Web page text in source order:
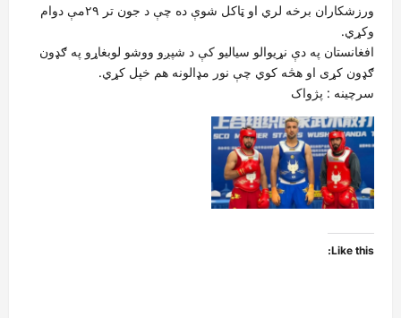
ورزشکاران برخه لري او ټاکل شوې ده چې د جون تر ۲۹مې دوام
وکړي.
افغانستان په دې نړیوالو سیالیو کې د شپږو ووشو لوبغاړو په ګډون
ګډون کړی او هڅه کوي چې نور مډالونه هم خپل کړي.
سرچينه : پژواک
Like this: